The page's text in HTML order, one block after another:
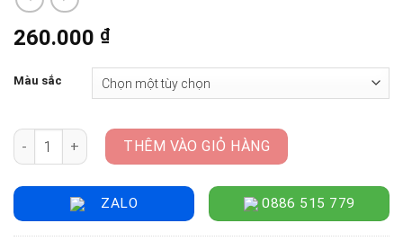
260.000 ₫
Màu sắc
Dây Đàn Guitar Acoustic Martin Authentic Acoustic Flexible
THÊM VÀO GIỎ HÀNG
ZALO 0886 515 779